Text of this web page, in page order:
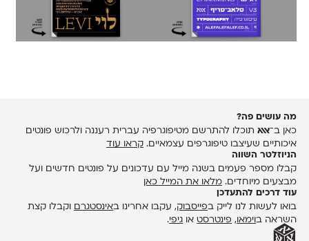
מה עושים פה?
כאן ב־אאאתוכלו להתרשם מטיפוגרפיה עברית רעננה ולרכוש פונטים
איכותיים שעיצבו טיפוגרפים עצמאיים. קראו עוד
הניוזלטר השווה
קבלו מספר פעמים בשנה מייל עם עדכונים על פונטים חדשים ועל
מבצעים מיוחדים. מלאו את המייל כאן
עוד דרכים להתעדכן
בואו לעשות לנו לייק בפייסבוק, עקבו אחרינו באינסטגרם וקבלו קצת
השראה בוימאו, פינטרסטאו גיפי.